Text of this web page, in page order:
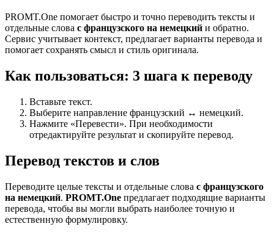
PROMT.One помогает быстро и точно переводить тексты и
отдельные слова с французского на немецкий и обратно.
Сервис учитывает контекст, предлагает варианты перевода и
помогает сохранять смысл и стиль оригинала.
Как пользоваться: 3 шага к переводу
Вставьте текст.
Выберите направление французский ↔ немецкий.
Нажмите «Перевести». При необходимости
отредактируйте результат и скопируйте перевод.
Перевод текстов и слов
Переводите целые тексты и отдельные слова с французского
на немецкий. PROMT.One предлагает подходящие варианты
перевода, чтобы вы могли выбрать наиболее точную и
естественную формулировку.